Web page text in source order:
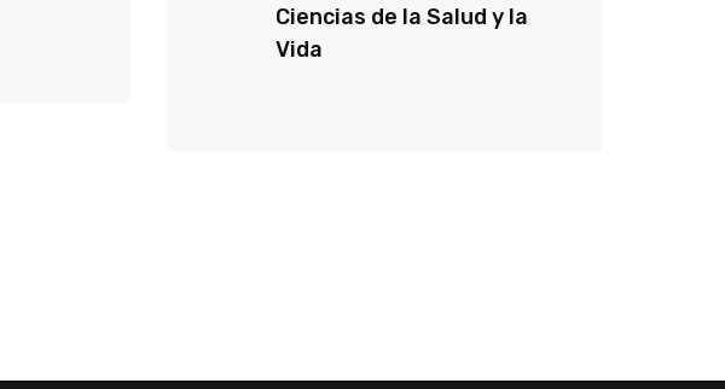
Ciencias de la Salud y la
Vida